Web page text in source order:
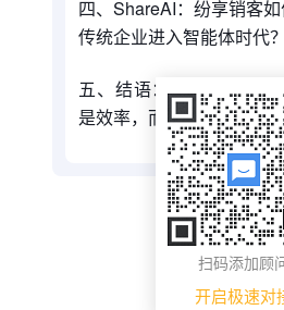
四、ShareAI：纷享销客
传统企业进入智能体时代？
五、结语：AI真正改变的
是效率，而是企业本身
扫码添加顾
开启极速对